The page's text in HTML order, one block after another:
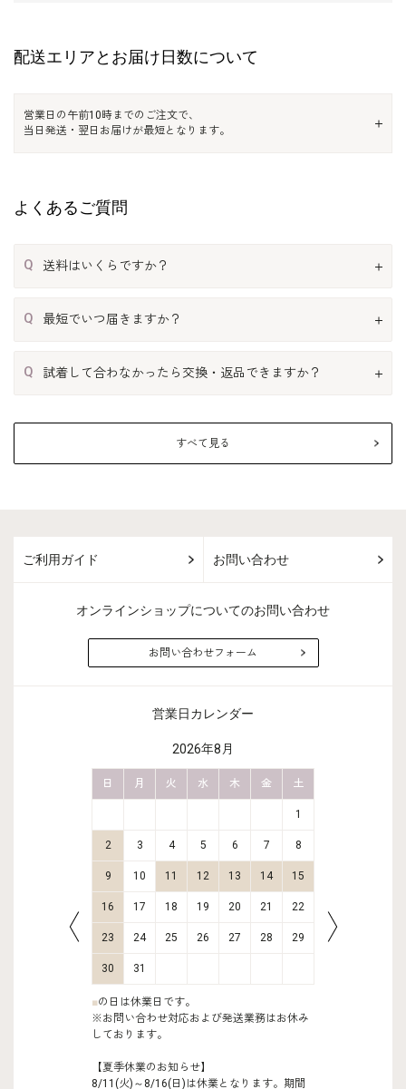
配送エリアとお届け日数について
営業日の午前10時までのご注文で、
当日発送・翌日お届けが最短となります。
よくあるご質問
Q 送料はいくらですか？
Q 最短でいつ届きますか？
Q 試着して合わなかったら交換・返品できますか？
すべて見る
ご利用ガイド お問い合わせ
オンラインショップについてのお問い合わせ
お問い合わせフォーム
営業日カレンダー
2026年8月
日 月 火 水 木 金 土
1
2 3 4 5 6 7 8
9 10 11 12 13 14 15
16 17 18 19 20 21 22
23 24 25 26 27 28 29
30 31
■の日は休業日です。
※お問い合わせ対応および発送業務はお休み
しております。
【夏季休業のお知らせ】
8/11(火)～8/16(日)は休業となります。期間